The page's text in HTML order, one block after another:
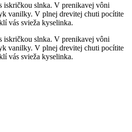
iskričkou slnka. V prenikavej vôni
vanilky. V plnej drevitej chuti pocítite
vás svieža kyselinka.
iskričkou slnka. V prenikavej vôni
vanilky. V plnej drevitej chuti pocítite
vás svieža kyselinka.